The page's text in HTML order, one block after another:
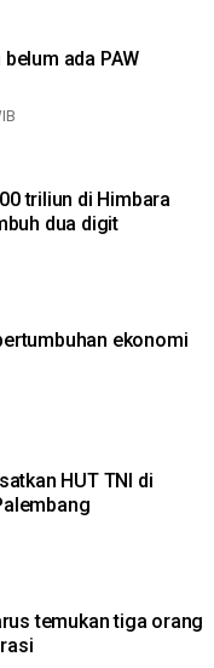
ada PAW
triliun di Himbara
dua digit
ekonomi
HUT TNI di
temukan tiga orang